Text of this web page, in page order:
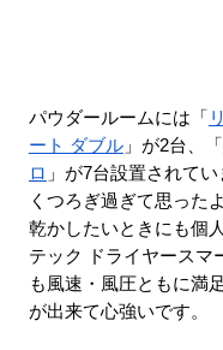
パウダールームには「
ート ダブル」が2台、「
ロ 」が7台設置されてい
くつろぎ過ぎて思った
乾かしたいときにも個
テック ドライヤースマ
も風速・風圧ともに満
が出来て心強いです。